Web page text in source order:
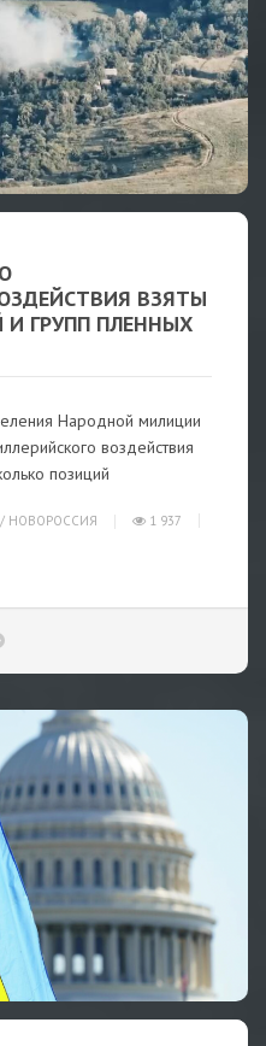
ВЗЯТЫ
ГРУПП ПЛЕННЫХ
Народной милиции
воздействия
позиций
/ НОВОРОССИЯ
1 937